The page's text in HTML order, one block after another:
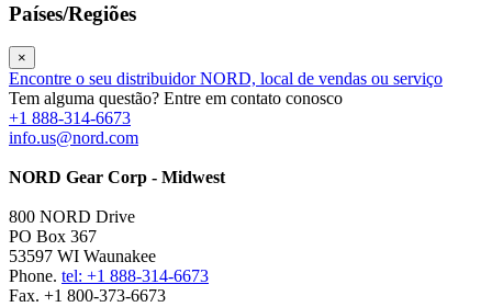
Países/Regiões
×
Encontre o seu distribuidor NORD, local de vendas ou serviço
Tem alguma questão? Entre em contato conosco
+1 888-314-6673
info.us@nord.com
NORD Gear Corp - Midwest
800 NORD Drive
PO Box 367
53597 WI Waunakee
Phone. tel: +1 888-314-6673
Fax. +1 800-373-6673